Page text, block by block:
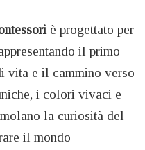
è progettato per
il primo
vita e il cammino verso
i colori vivaci e
la curiosità del
il mondo